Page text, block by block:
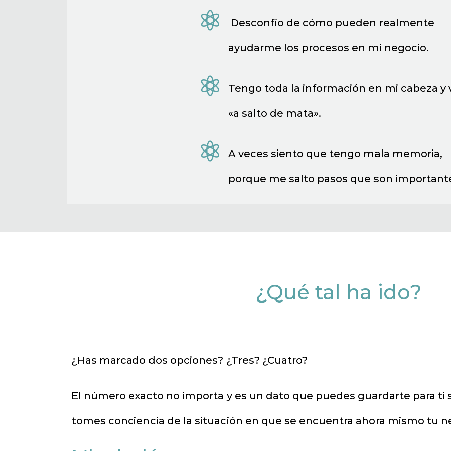
 Desconfío de cómo pueden realmente
ayudarme los procesos en mi negocio.
 Tengo toda la información en mi cabeza y
«a salto de mata».
 A veces siento que tengo mala memoria,
porque me salto pasos que son
¿Qué tal ha ido?
¿Has marcado dos opciones? ¿Tres? ¿Cuatro?
El número exacto no importa y es un dato que puedes guardarte para ti
tomes conciencia de la situación en que se encuentra ahora mismo tu